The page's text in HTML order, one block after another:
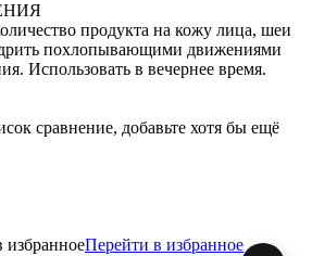
продукта на кожу лица, шеи
похлопывающими движениями
Использовать в вечернее время.
сравнение, добавьте хотя бы ещё
избранноеПерейти в избранное